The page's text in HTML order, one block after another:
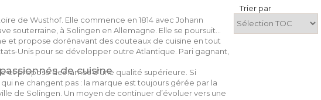
de Wusthof. Elle commence en 1814 avec Johann
souterraine, à Solingen en Allemagne. Elle se poursuit
et propose dorénavant des couteaux de cuisine en tout
Unis pour se développer outre Atlantique. Pari gagnant,
et propose des lames d’une qualité supérieure. Si
ne changent pas : la marque est toujours gérée par la
de Solingen. Un moyen de continuer d’évoluer vers une
de cuisine
Trier par